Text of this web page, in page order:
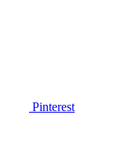
Pinterest